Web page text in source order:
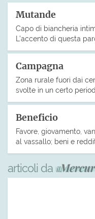
Mutande
Capo di biancheria
L’accento di questa
Campagna
Zona rurale fuori dai
svolte in un certo
Beneficio
Favore, giovamento,
al vassallo; beni e
articoli da